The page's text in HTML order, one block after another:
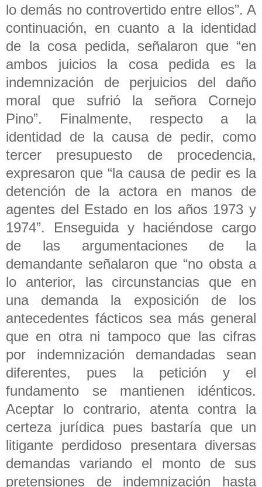
lo demás no controvertido entre ellos”. A
continuación, en cuanto a la identidad
de la cosa pedida, señalaron que “en
ambos juicios la cosa pedida es la
indemnización de perjuicios del daño
moral que sufrió la señora Cornejo
Pino”. Finalmente, respecto a la
identidad de la causa de pedir, como
tercer presupuesto de procedencia,
expresaron que “la causa de pedir es la
detención de la actora en manos de
agentes del Estado en los años 1973 y
1974”. Enseguida y haciéndose cargo
de las argumentaciones de la
demandante señalaron que “no obsta a
lo anterior, las circunstancias que en
una demanda la exposición de los
antecedentes fácticos sea más general
que en otra ni tampoco que las cifras
por indemnización demandadas sean
diferentes, pues la petición y el
fundamento se mantienen idénticos.
Aceptar lo contrario, atenta contra la
certeza jurídica pues bastaría que un
litigante perdidoso presentara diversas
demandas variando el monto de sus
pretensiones de indemnización hasta